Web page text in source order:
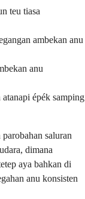
teu tiasa
ambekan anu
anu
épék samping
saluran
dimana
aya bahkan di
anu konsisten